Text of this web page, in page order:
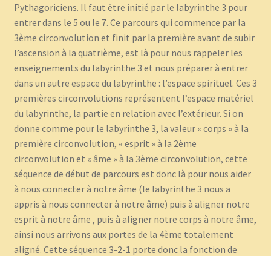
Pythagoriciens. Il faut être initié par le labyrinthe 3 pour
entrer dans le 5 ou le 7. Ce parcours qui commence par la
3ème circonvolution et finit par la première avant de subir
l’ascension à la quatrième, est là pour nous rappeler les
enseignements du labyrinthe 3 et nous préparer à entrer
dans un autre espace du labyrinthe : l’espace spirituel. Ces 3
premières circonvolutions représentent l’espace matériel
du labyrinthe, la partie en relation avec l’extérieur. Si on
donne comme pour le labyrinthe 3, la valeur « corps » à la
première circonvolution, « esprit » à la 2ème
circonvolution et « âme » à la 3ème circonvolution, cette
séquence de début de parcours est donc là pour nous aider
à nous connecter à notre âme (le labyrinthe 3 nous a
appris à nous connecter à notre âme) puis à aligner notre
esprit à notre âme , puis à aligner notre corps à notre âme,
ainsi nous arrivons aux portes de la 4ème totalement
aligné. Cette séquence 3-2-1 porte donc la fonction de